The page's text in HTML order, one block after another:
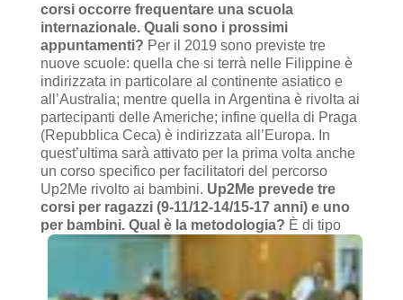
corsi occorre frequentare una scuola
internazionale. Quali sono i prossimi
appuntamenti? Per il 2019 sono previste tre
nuove scuole: quella che si terrà nelle Filippine è
indirizzata in particolare al continente asiatico e
all’Australia; mentre quella in Argentina è rivolta ai
partecipanti delle Americhe; infine quella di Praga
(Repubblica Ceca) è indirizzata all’Europa. In
quest’ultima sarà attivato per la prima volta anche
un corso specifico per facilitatori del percorso
Up2Me rivolto ai bambini. Up2Me prevede tre
corsi per ragazzi (9-11/12-14/15-17 anni) e uno
per bambini. Qual è la metodologia? È di tipo